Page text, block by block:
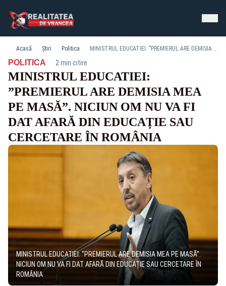
Acasă Știri Politica MINISTRUL EDUCATIEI: ”PREMIERUL ARE DEMISIA MEA PE MASĂ”. NICIUN OM NU VA FI DAT AFARĂ DIN EDUCAȚIE SAU CERCETARE ÎN ROMÂNIA
POLITICA· 2 min citire
MINISTRUL EDUCATIEI:
”PREMIERUL ARE DEMISIA MEA
PE MASĂ”. NICIUN OM NU VA FI
DAT AFARĂ DIN EDUCAȚIE SAU
CERCETARE ÎN ROMÂNIA
MINISTRUL EDUCATIEI: ”PREMIERUL ARE DEMISIA MEA PE MASĂ”.
NICIUN OM NU VA FI DAT AFARĂ DIN EDUCAȚIE SAU CERCETARE ÎN
ROMÂNIA